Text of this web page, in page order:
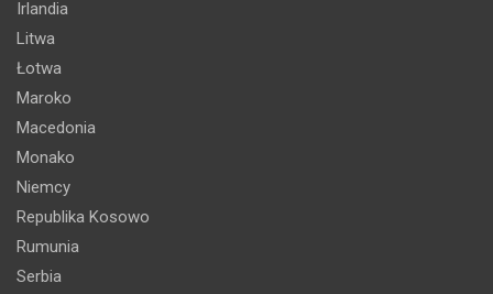
Irlandia
Litwa
Łotwa
Maroko
Macedonia
Monako
Niemcy
Republika Kosowo
Rumunia
Serbia